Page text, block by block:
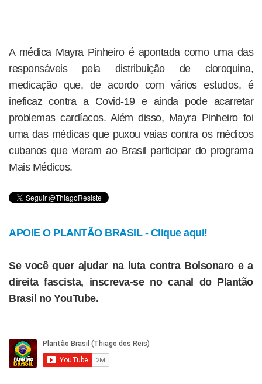
A médica Mayra Pinheiro é apontada como uma das
responsáveis pela distribuição de cloroquina,
medicação que, de acordo com vários estudos, é
ineficaz contra a Covid-19 e ainda pode acarretar
problemas cardíacos. Além disso, Mayra Pinheiro foi
uma das médicas que puxou vaias contra os médicos
cubanos que vieram ao Brasil participar do programa
Mais Médicos.
APOIE O PLANTÃO BRASIL - Clique aqui!
Se você quer ajudar na luta contra Bolsonaro e a
direita fascista, inscreva-se no canal do Plantão
Brasil no YouTube.